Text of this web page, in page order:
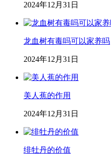
2024年12月31日
龙血树有毒吗可以家养吗
2024年12月31日
美人蕉的作用
2024年12月31日
绯牡丹的价值